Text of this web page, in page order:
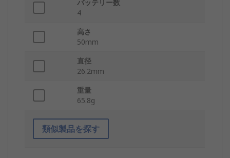
バッテリー数
4
高さ
50mm
直径
26.2mm
重量
65.8g
類似製品を探す